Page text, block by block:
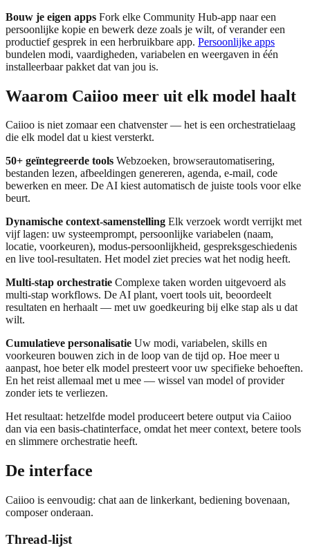
Bouw je eigen apps Fork elke Community Hub-app naar een
persoonlijke kopie en bewerk deze zoals je wilt, of verander een
productief gesprek in een herbruikbare app. Persoonlijke apps
bundelen modi, vaardigheden, variabelen en weergaven in één
installeerbaar pakket dat van jou is.
Waarom Caiioo meer uit elk model haalt
Caiioo is niet zomaar een chatvenster — het is een orchestratielaag
die elk model dat u kiest versterkt.
50+ geïntegreerde tools Webzoeken, browserautomatisering,
bestanden lezen, afbeeldingen genereren, agenda, e-mail, code
bewerken en meer. De AI kiest automatisch de juiste tools voor elke
beurt.
Dynamische context-samenstelling Elk verzoek wordt verrijkt met
vijf lagen: uw systeemprompt, persoonlijke variabelen (naam,
locatie, voorkeuren), modus-persoonlijkheid, gespreksgeschiedenis
en live tool-resultaten. Het model ziet precies wat het nodig heeft.
Multi-stap orchestratie Complexe taken worden uitgevoerd als
multi-stap workflows. De AI plant, voert tools uit, beoordeelt
resultaten en herhaalt — met uw goedkeuring bij elke stap als u dat
wilt.
Cumulatieve personalisatie Uw modi, variabelen, skills en
voorkeuren bouwen zich in de loop van de tijd op. Hoe meer u
aanpast, hoe beter elk model presteert voor uw specifieke behoeften.
En het reist allemaal met u mee — wissel van model of provider
zonder iets te verliezen.
Het resultaat: hetzelfde model produceert betere output via Caiioo
dan via een basis-chatinterface, omdat het meer context, betere tools
en slimmere orchestratie heeft.
De interface
Caiioo is eenvoudig: chat aan de linkerkant, bediening bovenaan,
composer onderaan.
Thread-lijst